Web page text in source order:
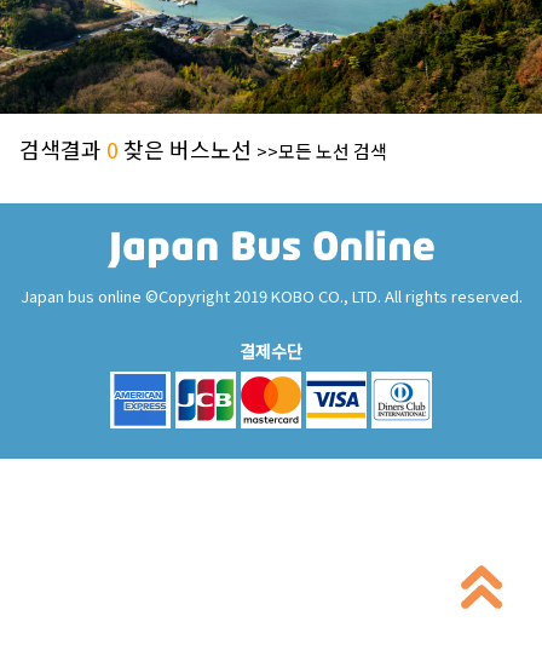
검색결과 0 찾은 버스노선 >>모든 노선 검색
Japan bus online ©Copyright 2019 KOBO CO., LTD. All rights reserved.
결제수단